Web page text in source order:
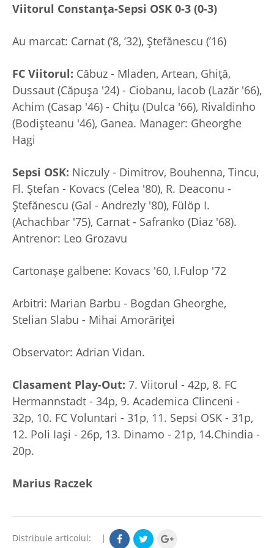
Viitorul Constanța-Sepsi OSK 0-3 (0-3)
Au marcat: Carnat (‘8, ’32), Ștefănescu (’16)
FC Viitorul: Căbuz - Mladen, Artean, Ghiţă,
Dussaut (Căpuşa '24) - Ciobanu, Iacob (Lazăr '66),
Achim (Casap '46) - Chiţu (Dulca '66), Rivaldinho
(Bodişteanu '46), Ganea. Manager: Gheorghe
Hagi
Sepsi OSK: Niczuly - Dimitrov, Bouhenna, Tincu,
Fl. Ştefan - Kovacs (Celea '80), R. Deaconu -
Ştefănescu (Gal - Andrezly '80), Fülöp I.
(Achachbar '75), Carnat - Safranko (Diaz '68).
Antrenor: Leo Grozavu
Cartonaşe galbene: Kovacs '60, I.Fulop '72
Arbitri: Marian Barbu - Bogdan Gheorghe,
Stelian Slabu - Mihai Amorăriţei
Observator: Adrian Vidan.
Clasament Play-Out: 7. Viitorul - 42p, 8. FC
Hermannstadt - 34p, 9. Academica Clinceni -
32p, 10. FC Voluntari - 31p, 11. Sepsi OSK - 31p,
12. Poli Iași - 26p, 13. Dinamo - 21p, 14.Chindia -
20p.
Marius Raczek
Distribuie articolul: |